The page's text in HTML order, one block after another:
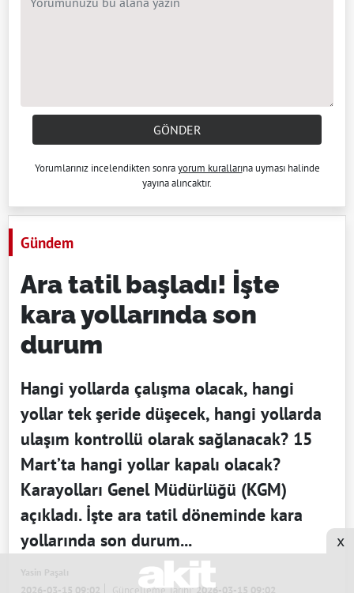
GÖNDER
Yorumlarınız incelendikten sonrayorum kurallarına uyması halinde
yayına alıncaktır.
Gündem
Ara tatil başladı! İşte
kara yollarında son
durum
Hangi yollarda çalışma olacak, hangi
yollar tek şeride düşecek, hangi yollarda
ulaşım kontrollü olarak sağlanacak? 15
Mart’ta hangi yollar kapalı olacak?
Karayolları Genel Müdürlüğü (KGM)
açıkladı. İşte ara tatil döneminde kara
yollarında son durum...
Yasin Paşalı
2026-03-15 09:02 Güncelleme Tarihi:2026-03-15 09:02
x